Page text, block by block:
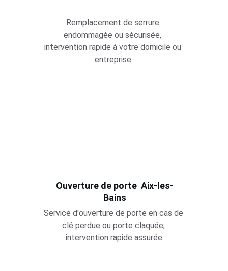
Ouverture de porte  Aix-les-
Bains
Service d'ouverture de porte en cas de
clé perdue ou porte claquée,
intervention rapide assurée.
Remplacement de serrure
endommagée ou sécurisée,
intervention rapide à votre domicile ou
entreprise.